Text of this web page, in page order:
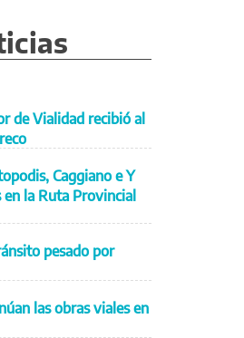
de Vialidad recibió al
Caggiano e Y
la Ruta Provincial
pesado por
las obras viales en